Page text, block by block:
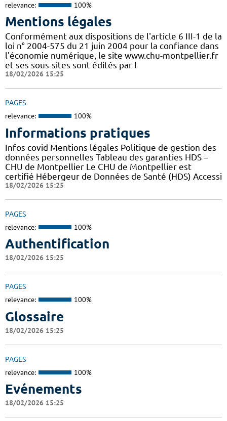
relevance: 100%
Mentions légales
Conformément aux dispositions de l'article 6 III-1 de la
loi n° 2004-575 du 21 juin 2004 pour la confiance dans
l'économie numérique, le site www.chu-montpellier.fr
et ses sous-sites sont édités par l
18/02/2026 15:25
PAGES
relevance: 100%
Informations pratiques
Infos covid Mentions légales Politique de gestion des
données personnelles Tableau des garanties HDS –
CHU de Montpellier Le CHU de Montpellier est
certifié Hébergeur de Données de Santé (HDS) Accessi
18/02/2026 15:25
PAGES
relevance: 100%
Authentification
18/02/2026 15:25
PAGES
relevance: 100%
Glossaire
18/02/2026 15:25
PAGES
relevance: 100%
Evénements
18/02/2026 15:25